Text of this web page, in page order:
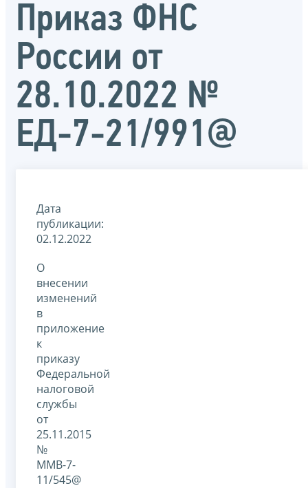
Приказ ФНС
России от
28.10.2022 №
ЕД-7-21/991@
Дата
публикации:
02.12.2022
О
внесении
изменений
в
приложение
к
приказу
Федеральной
налоговой
службы
от
25.11.2015
№
ММВ-7-
11/545@